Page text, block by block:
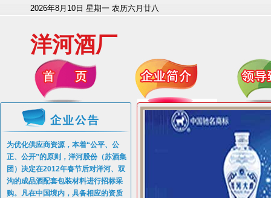
2026年8月10日 星期一 农历六月廿八
洋河酒厂
为优化供应商资源，本着“公平、公
正、公开”的原则，洋河股份（苏酒集
团）决定在2012年春节后对洋河、双
沟的成品酒配套包装材料进行招标采
购。凡在中国境内，具备相应的资质